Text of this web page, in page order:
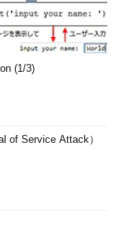
(1/3)
of Service Attack）